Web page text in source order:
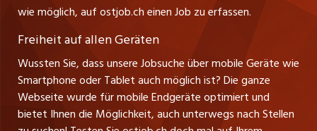
Management / Kader-Jobs
Berufsgruppen
Top-Regionen
Jobline
jobmittelland.ch
jobzüri.ch
schaffu.ch (VS)
Leiter ostjob.ch
Fredy Pillinger
Verkauf und Beratung
Christoph Walzl
Verkauf und Beratung
wie möglich, auf ostjob.ch einen Job zu erfassen.
Freiheit auf allen Geräten
Wussten Sie, dass unsere Jobsuche über mobile Geräte wie
Smartphone oder Tablet auch möglich ist? Die ganze
Webseite wurde für mobile Endgeräte optimiert und
bietet Ihnen die Möglichkeit, auch unterwegs nach Stellen